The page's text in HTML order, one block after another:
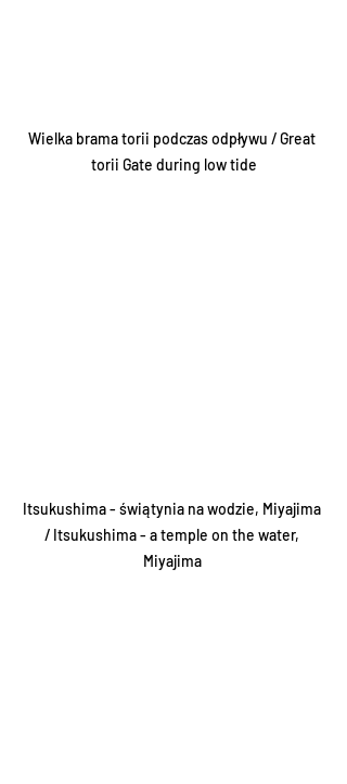
Wielka brama torii podczas odpływu / Great
torii Gate during low tide
Itsukushima - świątynia na wodzie, Miyajima
/ Itsukushima - a temple on the water,
Miyajima